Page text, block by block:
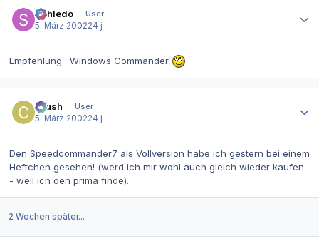
Schledo
User
5. März 200224 j
Empfehlung : Windows Commander
Crush
User
5. März 200224 j
Den Speedcommander7 als Vollversion habe ich gestern bei einem
Heftchen gesehen! (werd ich mir wohl auch gleich wieder kaufen
- weil ich den prima finde).
2 Wochen später...